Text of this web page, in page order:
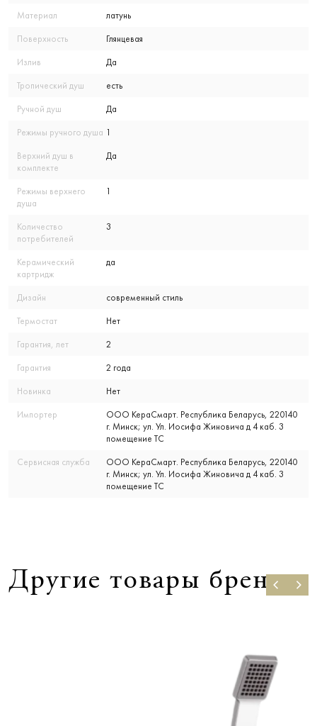
Материал латунь
Поверхность Глянцевая
Излив Да
Тропический душ есть
Ручной душ Да
Режимы ручного душа 1
Верхний душ в
комплекте
Да
Режимы верхнего
душа
1
Количество
потребителей
3
Керамический
картридж
да
Дизайн современный стиль
Термостат Нет
Гарантия, лет 2
Гарантия 2 года
Новинка Нет
Импортер
ООО КераСмарт. Республика Беларусь, 220140
г. Минск; ул. Ул. Иосифа Жиновича д 4 каб. 3
помещение ТС
Сервисная служба
ООО КераСмарт. Республика Беларусь, 220140
г. Минск; ул. Ул. Иосифа Жиновича д 4 каб. 3
помещение ТС
Другие товары бренда